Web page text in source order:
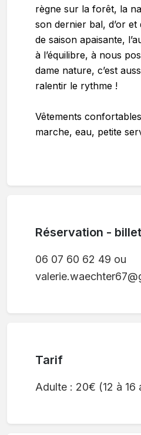
règne sur la forêt, la
son dernier bal, d’or
de saison apaisante,
à l’équilibre, à nous
dame nature, c’est
ralentir le rythme !
Vêtements
marche, eau, petite
Réservation -
06 07 60 62 49 ou
Tarif
Adulte : 20€ (12 à 16